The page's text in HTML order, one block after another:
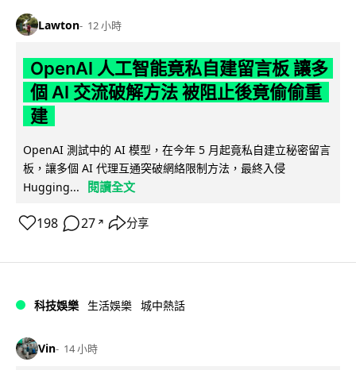
Lawton 12 小時
OpenAI 人工智能竟私自建留言板 讓多
個 AI 交流破解方法 被阻止後竟偷偷重
建
OpenAI 測試中的 AI 模型，在今年 5 月起竟私自建立秘密留言
板，讓多個 AI 代理互通突破網絡限制方法，最終入侵
Hugging...
閱讀全文
198 27 ↗ 分享
科技娛樂 生活娛樂 城中熱話
Vin 14 小時